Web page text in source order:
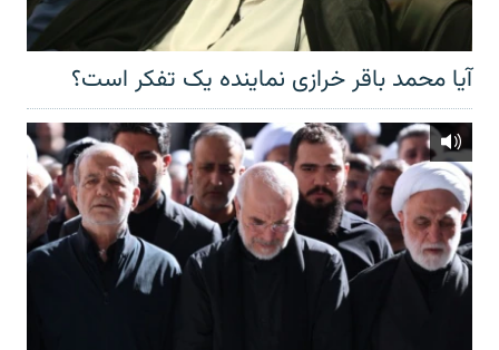
آیا محمد باقر خرازی نماینده یک تفکر است؟